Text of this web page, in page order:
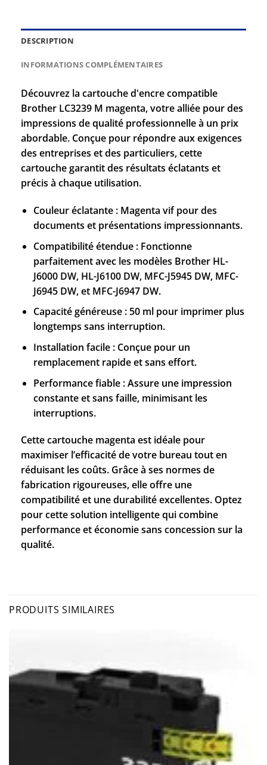
DESCRIPTION
INFORMATIONS COMPLÉMENTAIRES
Découvrez la cartouche d'encre compatible
Brother LC3239 M magenta, votre alliée pour des
impressions de qualité professionnelle à un prix
abordable. Conçue pour répondre aux exigences
des entreprises et des particuliers, cette
cartouche garantit des résultats éclatants et
précis à chaque utilisation.
Couleur éclatante : Magenta vif pour des
documents et présentations impressionnants.
Compatibilité étendue : Fonctionne
parfaitement avec les modèles Brother HL-
J6000 DW, HL-J6100 DW, MFC-J5945 DW, MFC-
J6945 DW, et MFC-J6947 DW.
Capacité généreuse : 50 ml pour imprimer plus
longtemps sans interruption.
Installation facile : Conçue pour un
remplacement rapide et sans effort.
Performance fiable : Assure une impression
constante et sans faille, minimisant les
interruptions.
Cette cartouche magenta est idéale pour
maximiser l’efficacité de votre bureau tout en
réduisant les coûts. Grâce à ses normes de
fabrication rigoureuses, elle offre une
compatibilité et une durabilité excellentes. Optez
pour cette solution intelligente qui combine
performance et économie sans concession sur la
qualité.
PRODUITS SIMILAIRES